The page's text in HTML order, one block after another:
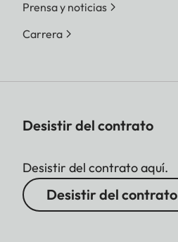
Prensa y noticias
Carrera
Desistir del contrato
Desistir del contrato aquí.
Desistir del contrato